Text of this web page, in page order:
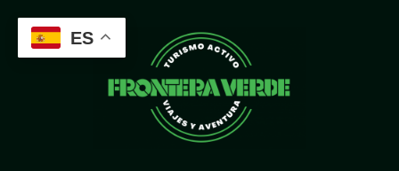
contenido
ES